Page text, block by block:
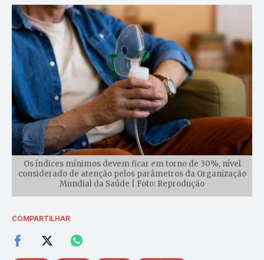
Os índices mínimos devem ficar em torno de 30%, nível
considerado de atenção pelos parâmetros da Organização
Mundial da Saúde | Foto: Reprodução
COMPARTILHAR